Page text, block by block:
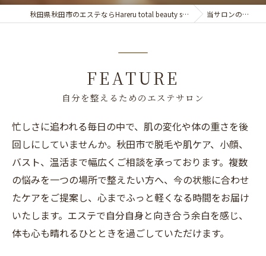
秋田県秋田市のエステならHareru total beauty salon 当サロンの特徴
自分を整えるためのエステサロン
FEATURE
忙しさに追われる毎日の中で、肌の変化や体の重さを後
回しにしていませんか。秋田市で脱毛や肌ケア、小顔、
バスト、温活まで幅広くご相談を承っております。複数
の悩みを一つの場所で整えたい方へ、今の状態に合わせ
たケアをご提案し、心までふっと軽くなる時間をお届け
いたします。エステで自分自身と向き合う余白を感じ、
体も心も晴れるひとときを過ごしていただけます。